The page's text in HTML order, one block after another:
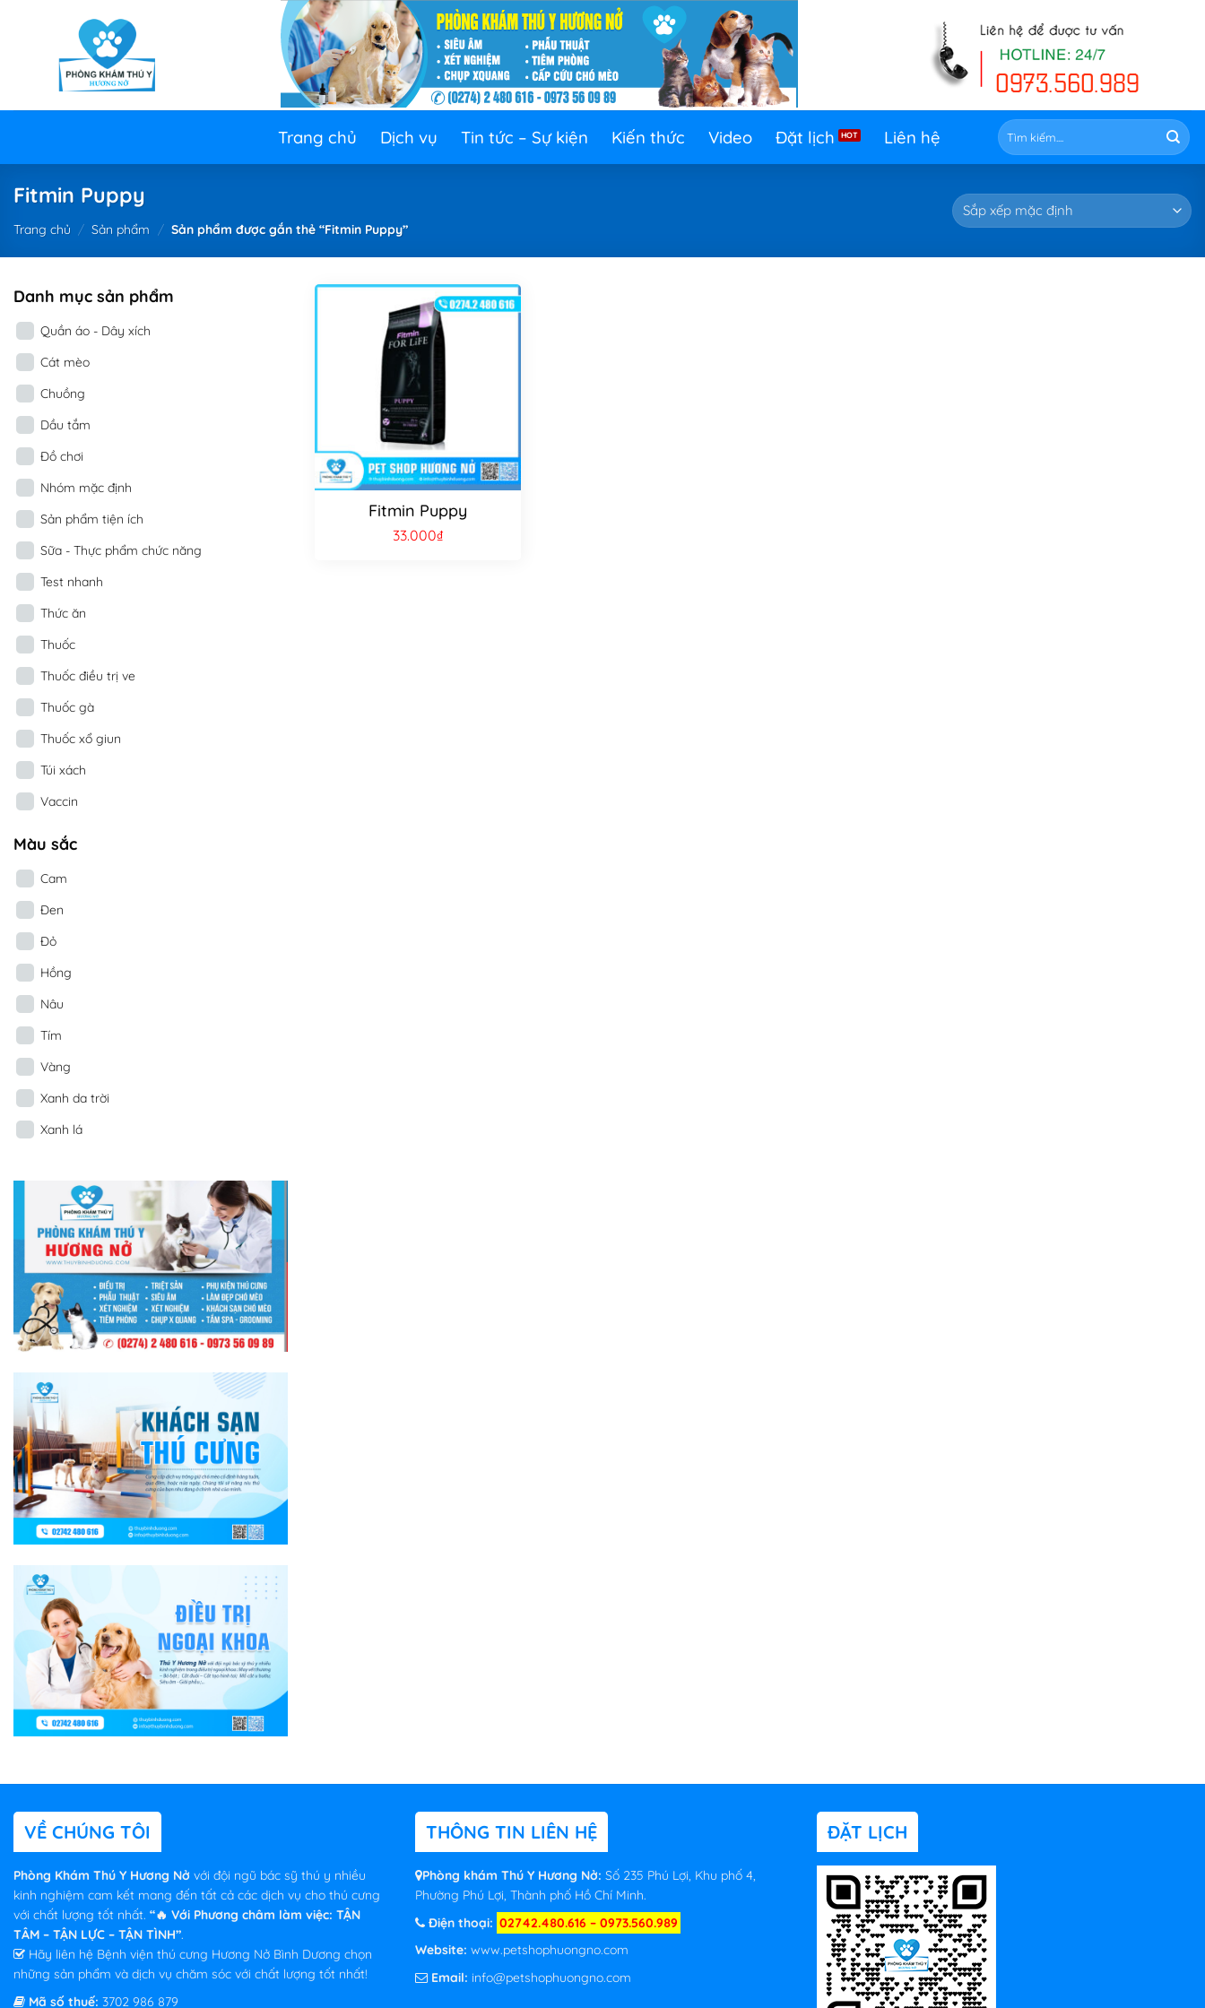
Trang chủ Dịch vụ Tin tức – Sự kiện Kiến thức Video Đặt lịch Liên hệ
Tìm
kiếm:
Fitmin Puppy
Trang chủ / Sản phẩm / Sản phẩm được gắn thẻ “Fitmin Puppy”
Danh mục sản phẩm
Quần áo - Dây xích
Cát mèo
Chuồng
Dầu tắm
Đồ chơi
Nhóm mặc định
Sản phẩm tiện ích
Sữa - Thực phẩm chức năng
Test nhanh
Thức ăn
Thuốc
Thuốc điều trị ve
Thuốc gà
Thuốc xổ giun
Túi xách
Vaccin
Màu sắc
Cam
Đen
Đỏ
Hồng
Nâu
Tím
Vàng
Xanh da trời
Xanh lá
Fitmin Puppy
33.000₫
VỀ CHÚNG TÔI
Phòng Khám Thú Y Hương Nở với đội ngũ bác sỹ thú y nhiều
kinh nghiệm cam kết mang đến tất cả các dịch vụ cho thú cưng
với chất lượng tốt nhất. “🔥 Với Phương châm làm việc: TẬN
TÂM – TẬN LỰC – TẬN TÌNH”.
Hãy liên hệ Bệnh viện thú cưng Hương Nở Bình Dương chọn
những sản phẩm và dịch vụ chăm sóc với chất lượng tốt nhất!
Mã số thuế: 3702 986 879
THÔNG TIN LIÊN HỆ
Phòng khám Thú Y Hương Nở: Số 235 Phú Lợi, Khu phố 4,
Phường Phú Lợi, Thành phố Hồ Chí Minh.
Điện thoại: 02742.480.616 – 0973.560.989
Website: www.petshophuongno.com
Email: info@petshophuongno.com
ĐẶT LỊCH